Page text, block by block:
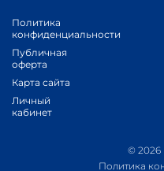
Политика
конфиденциальности
Публичная
оферта
Карта сайта
Личный
кабинет
© 2026
Политика